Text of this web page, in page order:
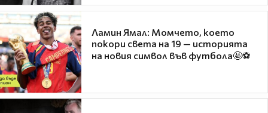
Ламин Ямал: Момчето, което
покори света на 19 — историята
на новия символ във футбола🤩⚽